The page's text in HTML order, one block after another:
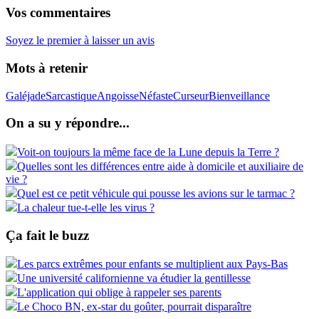
Vos commentaires
Soyez le premier à laisser un avis
Mots à retenir
GaléjadeSarcastiqueAngoisseNéfasteCurseurBienveillance
On a su y répondre...
Voit-on toujours la même face de la Lune depuis la Terre ?
Quelles sont les différences entre aide à domicile et auxiliaire de
vie ?
Quel est ce petit véhicule qui pousse les avions sur le tarmac ?
La chaleur tue-t-elle les virus ?
Ça fait le buzz
Les parcs extrêmes pour enfants se multiplient aux Pays-Bas
Une université californienne va étudier la gentillesse
L'application qui oblige à rappeler ses parents
Le Choco BN, ex-star du goûter, pourrait disparaître